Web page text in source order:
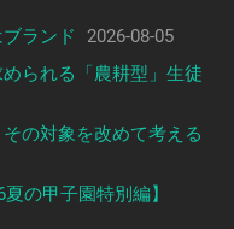
ランド
2026-08-05
られる「農耕型」生徒
の対象を改めて考える
の甲子園特別編】